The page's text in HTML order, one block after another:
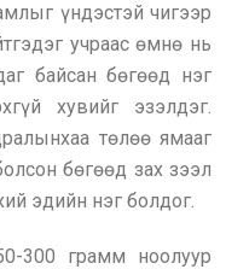
үндэстэй чигээр
учраас өмнө нь
байсан бөгөөд нэг
хувийг эзэлдэг.
төлөө ямааг
бөгөөд зах зээл
эдийн нэг болдог.
300 грамм ноолуур